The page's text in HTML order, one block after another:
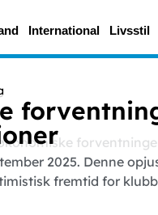
International Livsstil
2025. Denne
fremtid for